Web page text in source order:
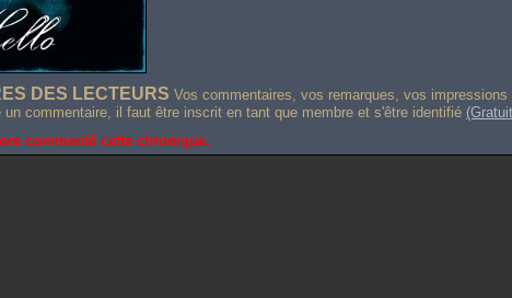
DES LECTEURS Vos commentaires, vos remarques, vos
un commentaire, il faut être inscrit en tant que membre et s'être identifié
commenté cette chronique.